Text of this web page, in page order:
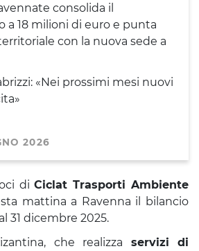
consolida il
a 18 milioni di euro e punta
con la nuova sede a
«Nei prossimi mesi nuovi
2026
diCiclat Trasporti Ambiente
mattina a Ravenna il bilancio
31 dicembre 2025.
che realizza servizi di